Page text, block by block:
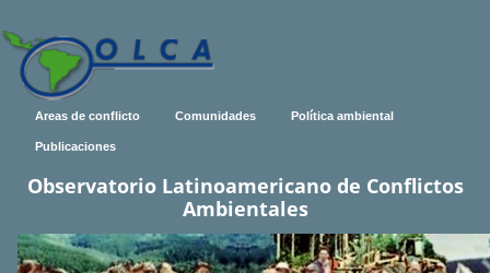
Areas de conflicto Comunidades Política ambiental
Publicaciones
Observatorio Latinoamericano de Conflictos
Ambientales